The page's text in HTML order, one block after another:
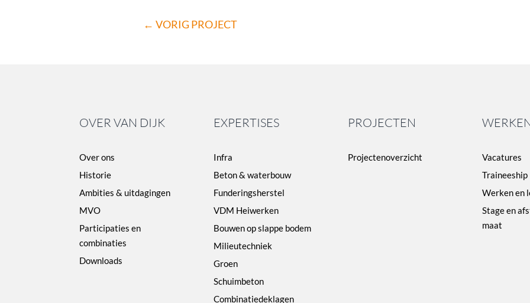
← VORIG PROJECT
OVER VAN DIJK
Over ons
Historie
Ambities & uitdagingen
MVO
Participaties en
combinaties
Downloads
EXPERTISES
Infra
Beton & waterbouw
Funderingsherstel
VDM Heiwerken
Bouwen op slappe bodem
Milieutechniek
Groen
Schuimbeton
Combinatiedeklagen
PROJECTEN
Projectenoverzicht
Vacatures
Traineeship
Werken en
Stage en
maat